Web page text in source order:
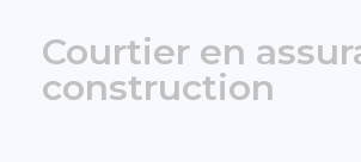
Courtier en
construction